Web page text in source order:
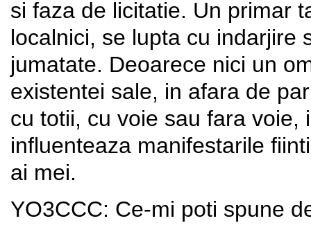
si faza de licitatie. Un primar
localnici, se lupta cu indarjire
jumatate. Deoarece nici un
existentei sale, in afara de
cu totii, cu voie sau fara
influenteaza manifestarile
ai mei.
YO3CCC: Ce-mi poti spune